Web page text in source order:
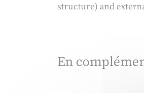
structure) and
En